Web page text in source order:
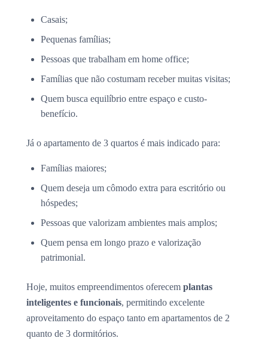
Casais;
Pequenas famílias;
Pessoas que trabalham em home office;
Famílias que não costumam receber muitas visitas;
Quem busca equilíbrio entre espaço e custo-
benefício.
Já o apartamento de 3 quartos é mais indicado para:
Famílias maiores;
Quem deseja um cômodo extra para escritório ou
hóspedes;
Pessoas que valorizam ambientes mais amplos;
Quem pensa em longo prazo e valorização
patrimonial.
Hoje, muitos empreendimentos oferecem plantas
inteligentes e funcionais, permitindo excelente
aproveitamento do espaço tanto em apartamentos de 2
quanto de 3 dormitórios.